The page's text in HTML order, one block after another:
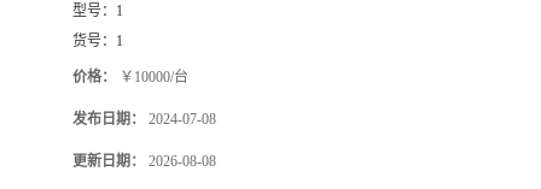
型号： 1
货号： 1
价格： ￥10000/台
发布日期： 2024-07-08
更新日期： 2026-08-08